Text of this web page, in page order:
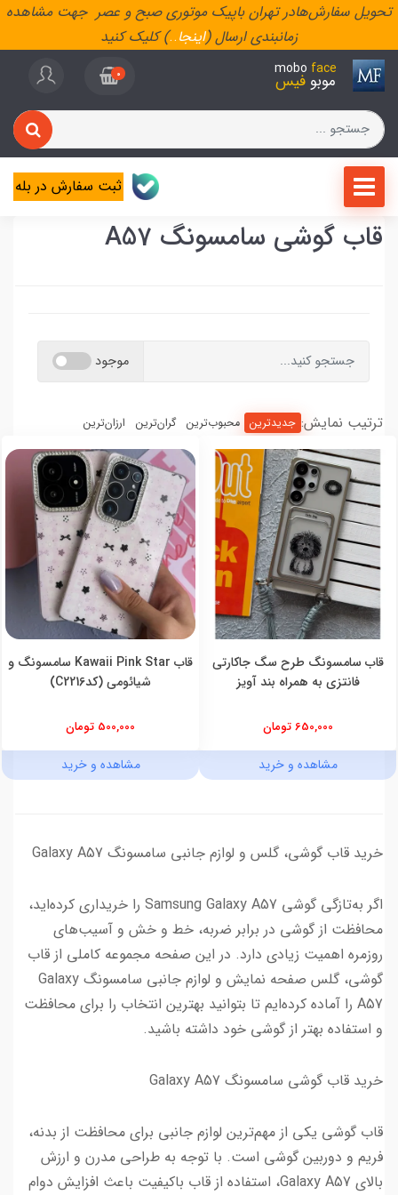
تحویل سفارش‌هادر تهران باپیک موتوری صبح و عصر جهت مشاهده
زمانبندی ارسال (اینجا..) کلیک کنید
mobo face
موبو فیس 0
ثبت سفارش در بله
قاب گوشی سامسونگ A57
موجود
ترتیب نمایش: جدیدترین محبوب‌ترین گران‌ترین ارزان‌ترین
قاب سامسونگ طرح سگ جاکارتی
فانتزی به همراه بند آویز
650,000 تومان
مشاهده و خرید
قاب Kawaii Pink Star سامسونگ و
شیائومی (کدC2216)
500,000 تومان
مشاهده و خرید
خرید قاب گوشی، گلس و لوازم جانبی سامسونگ Galaxy A57
اگر به‌تازگی گوشی Samsung Galaxy A57 را خریداری کرده‌اید،
محافظت از گوشی در برابر ضربه، خط و خش و آسیب‌های
روزمره اهمیت زیادی دارد. در این صفحه مجموعه کاملی از قاب
گوشی، گلس صفحه نمایش و لوازم جانبی سامسونگ Galaxy
A57 را آماده کرده‌ایم تا بتوانید بهترین انتخاب را برای محافظت
و استفاده بهتر از گوشی خود داشته باشید.
خرید قاب گوشی سامسونگ Galaxy A57
قاب گوشی یکی از مهم‌ترین لوازم جانبی برای محافظت از بدنه،
فریم و دوربین گوشی است. با توجه به طراحی مدرن و ارزش
بالای Galaxy A57، استفاده از قاب باکیفیت باعث افزایش دوام